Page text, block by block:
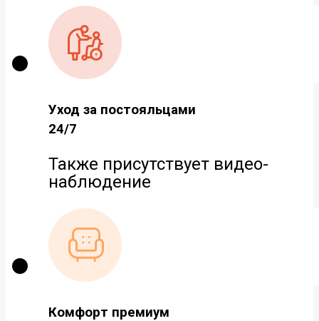
Уход за постояльцами
24/7
Также присутствует видео-
наблюдение
Комфорт премиум